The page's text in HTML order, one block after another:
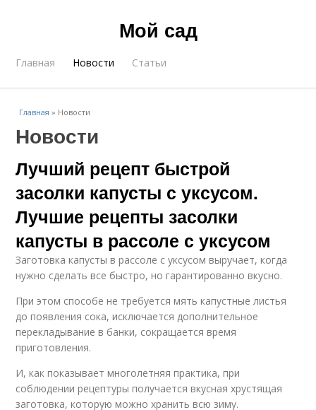
Мой сад
Главная Новости Статьи
Главная » Новости
Новости
Лучший рецепт быстрой
засолки капусты с уксусом.
Лучшие рецепты засолки
капусты в рассоле с уксусом
Заготовка капусты в рассоле с уксусом выручает, когда
нужно сделать все быстро, но гарантированно вкусно.
При этом способе не требуется мять капустные листья
до появления сока, исключается дополнительное
перекладывание в банки, сокращается время
приготовления.
И, как показывает многолетняя практика, при
соблюдении рецептуры получается вкусная хрустящая
заготовка, которую можно хранить всю зиму.